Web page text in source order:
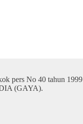
pers No 40 tahun 1999
(GAYA).